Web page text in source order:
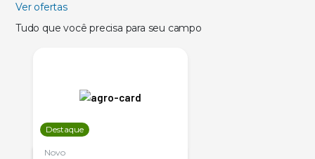
Ver ofertas
Tudo que você precisa para seu campo
Destaque
Novo